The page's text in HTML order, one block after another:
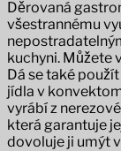
Děrovaná
všestrannému
kuchyni. Můžete
Dá se také
jídla v
vyrábí z
která garantuje
dovoluje ji umýt